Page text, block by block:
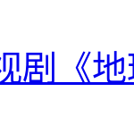
剧《